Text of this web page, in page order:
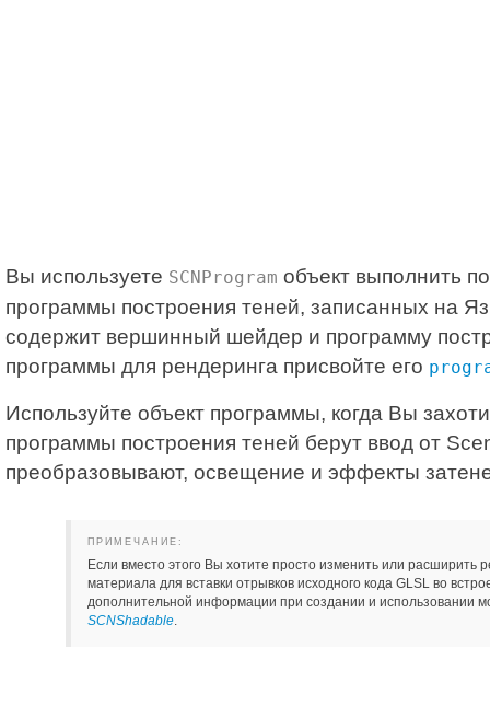
Вы используете SCNProgram объект выполнить
программы построения теней, записанных на
содержит вершинный шейдер и программу
программы для рендеринга присвойте его
Используйте объект программы, когда Вы
программы построения теней берут ввод от
преобразовывают, освещение и эффекты
ПРИМЕЧАНИЕ:
Если вместо этого Вы хотите просто изменить или расширить
материала для вставки отрывков исходного кода GLSL во
дополнительной информации при создании и использовании
SCNShadable.